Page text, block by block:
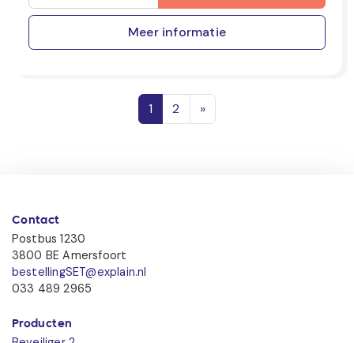
Meer informatie
Posts navigation
1 2 »
Contact
Postbus 1230
3800 BE Amersfoort
bestellingSET@explain.nl
033 489 2965
Producten